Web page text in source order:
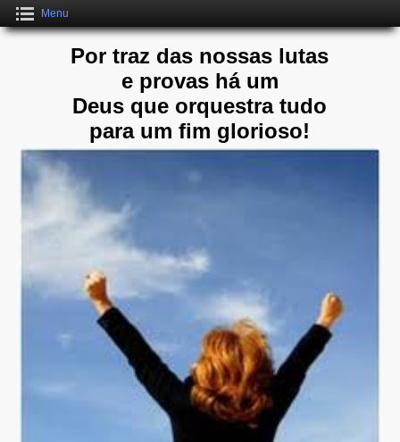
Menu
Por traz das nossas lutas
e provas há um
Deus que orquestra tudo
para um fim glorioso!